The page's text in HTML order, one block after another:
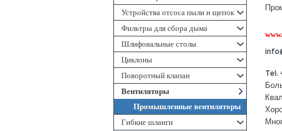
Устройства отсоса пыли и щепок
Фильтры для сбора дыма
Шлифовальные столы
Циклоны
Поворотный клапан
Вентиляторы
Промышленные вентиляторы
Гибкие шланги
Tel.